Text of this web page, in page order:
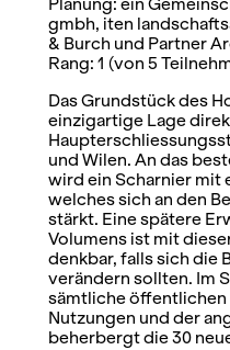
gmbh, iten
& Burch und Partner
Rang: 1 (von 5
Das Grundstück des
einzigartige Lage
und Wilen. An das
wird ein Scharnier mit
welches sich an den
stärkt. Eine spätere
Volumens ist mit
denkbar, falls sich die
verändern sollten. Im
sämtliche
Nutzungen und der
beherbergt die 30